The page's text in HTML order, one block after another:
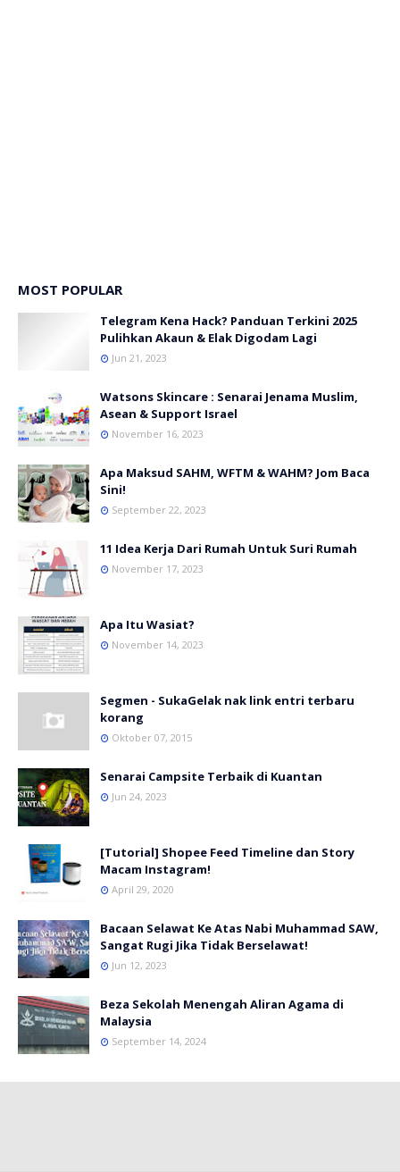
MOST POPULAR
Telegram Kena Hack? Panduan Terkini 2025
Pulihkan Akaun & Elak Digodam Lagi
Jun 21, 2023
Watsons Skincare : Senarai Jenama Muslim,
Asean & Support Israel
November 16, 2023
Apa Maksud SAHM, WFTM & WAHM? Jom Baca
Sini!
September 22, 2023
11 Idea Kerja Dari Rumah Untuk Suri Rumah
November 17, 2023
Apa Itu Wasiat?
November 14, 2023
Segmen - SukaGelak nak link entri terbaru
korang
Oktober 07, 2015
Senarai Campsite Terbaik di Kuantan
Jun 24, 2023
[Tutorial] Shopee Feed Timeline dan Story
Macam Instagram!
April 29, 2020
Bacaan Selawat Ke Atas Nabi Muhammad SAW,
Sangat Rugi Jika Tidak Berselawat!
Jun 12, 2023
Beza Sekolah Menengah Aliran Agama di
Malaysia
September 14, 2024